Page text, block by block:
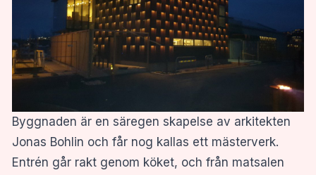
Byggnaden är en säregen skapelse av arkitekten
Jonas Bohlin och får nog kallas ett mästerverk.
Entrén går rakt genom köket, och från matsalen